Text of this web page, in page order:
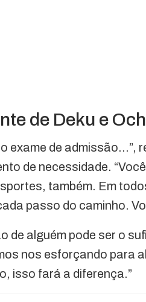
de Deku e
exame de admissão…”,
de necessidade.
também. Em
passo do caminho.
de alguém pode ser o
nos esforçando para
isso fará a diferença.”